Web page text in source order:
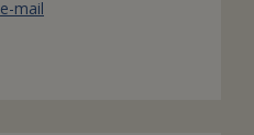
e-mail